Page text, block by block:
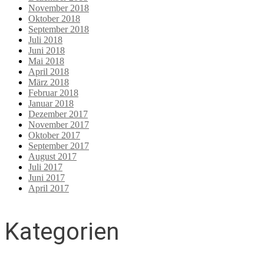
November 2018
Oktober 2018
September 2018
Juli 2018
Juni 2018
Mai 2018
April 2018
März 2018
Februar 2018
Januar 2018
Dezember 2017
November 2017
Oktober 2017
September 2017
August 2017
Juli 2017
Juni 2017
April 2017
Kategorien